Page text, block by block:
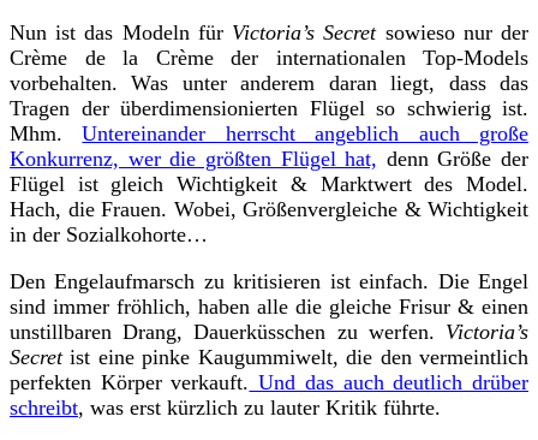
Nun ist das Modeln für Victoria’s Secret sowieso nur der
Crème de la Crème der internationalen Top-Models
vorbehalten. Was unter anderem daran liegt, dass das
Tragen der überdimensionierten Flügel so schwierig ist.
Mhm.Untereinander herrscht angeblich auch große
Konkurrenz, wer die größten Flügel hat, denn Größe der
Flügel ist gleich Wichtigkeit & Marktwert des Model.
Hach, die Frauen. Wobei, Größenvergleiche & Wichtigkeit
in der Sozialkohorte…
Den Engelaufmarsch zu kritisieren ist einfach. Die Engel
sind immer fröhlich, haben alle die gleiche Frisur & einen
unstillbaren Drang, Dauerküsschen zu werfen. Victoria’s
Secretist eine pinke Kaugummiwelt, die den vermeintlich
perfekten Körper verkauft. Und das auch deutlich drüber
schreibt, was erst kürzlich zu lauter Kritik führte.